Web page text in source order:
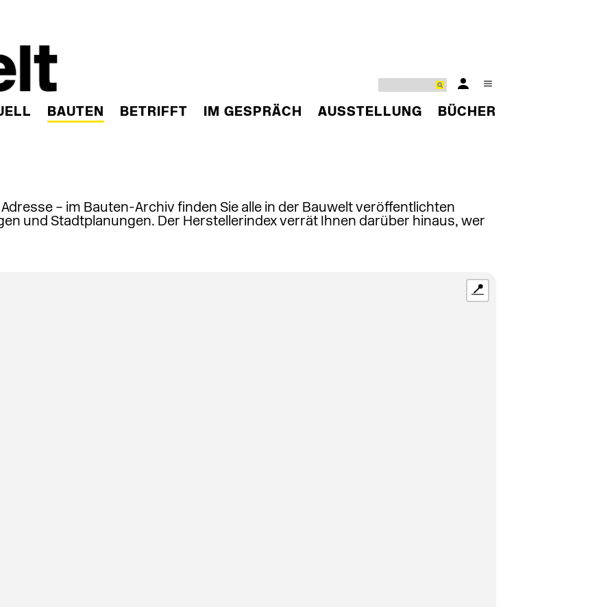
BAUTEN BETRIFFT IM GESPRÄCH AUSSTELLUNG BÜCHER
– im Bauten-Archiv finden Sie alle in der Bauwelt veröffentlichten
und Stadtplanungen. Der Herstellerindex verrät Ihnen darüber hinaus, wer
📍